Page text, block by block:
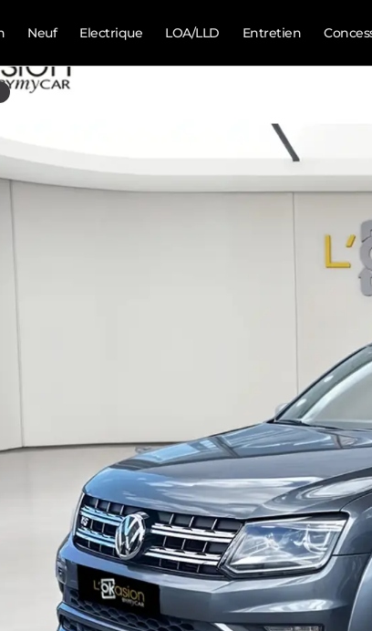
Neuf Electrique LOA/LLD Entretien